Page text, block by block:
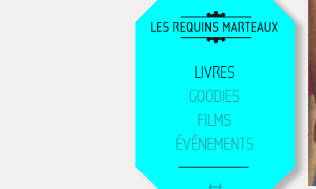
LIVRES
GOODIES
FILMS
ÉVÉNEMENTS